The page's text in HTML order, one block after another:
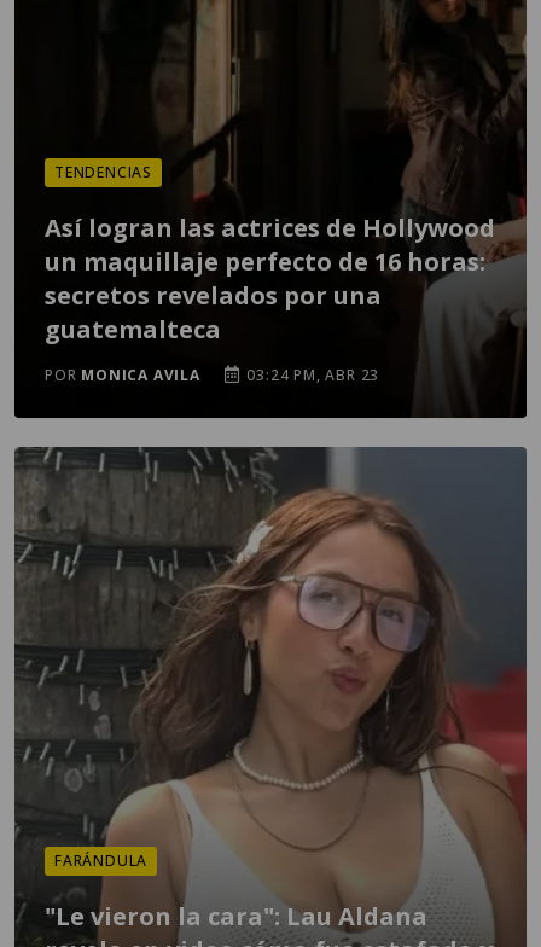
TENDENCIAS
Así logran las actrices de Hollywood
un maquillaje perfecto de 16 horas:
secretos revelados por una
guatemalteca
POR MONICA AVILA 03:24 PM, ABR 23
FARÁNDULA
"Le vieron la cara": Lau Aldana